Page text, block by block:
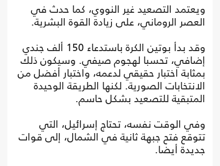
ويعتمد التصعيد غير النووي، كما حدث في
العصر الروماني، على زيادة القوة البشرية.
وقد بدأ بوتين الكرة باستدعاء 150 ألف جندي
إضافي، تحسبا لهجوم صيفي. وسيكون ذلك
بمثابة اختبار حقيقي لدعمه، واختبار أفضل من
الانتخابات الصورية. لكنها الطريقة الوحيدة
المتبقية للتصعيد بشكل حاسم.
وفي الوقت نفسه، تحتاج إسرائيل، التي
تتوقع فتح جبهة ثانية في الشمال، إلى قوات
جديدة أيضا.